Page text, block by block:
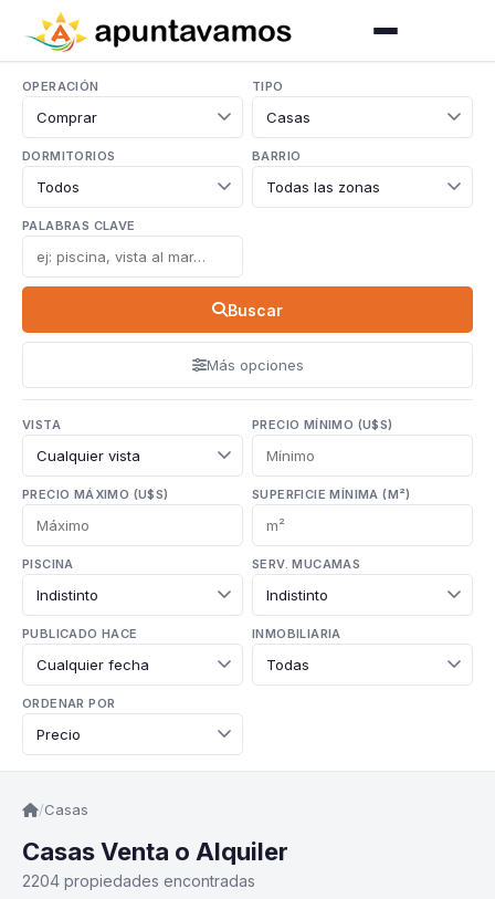
OPERACIÓN TIPO
DORMITORIOS BARRIO
PALABRAS CLAVE
Buscar
Más opciones
VISTA PRECIO MÍNIMO (U$S)
PRECIO MÁXIMO (U$S) SUPERFICIE MÍNIMA (M²)
PISCINA SERV. MUCAMAS
PUBLICADO HACE INMOBILIARIA
ORDENAR POR
/Casas
Casas Venta o Alquiler
2204 propiedades encontradas